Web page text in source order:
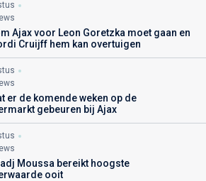
Ajax voor Leon Goretzka moet gaan en
Cruijff hem kan overtuigen
er de komende weken op de
gebeuren bij Ajax
Moussa bereikt hoogste
ooit